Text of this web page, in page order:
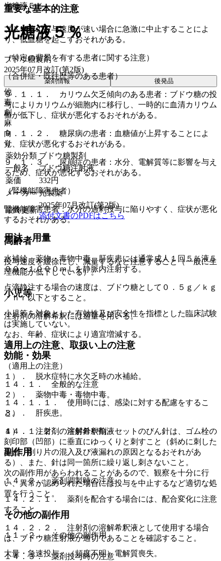
重要な基本的注意
ブドウ糖の投与速度が速い場合に急激に中止することによ
り、低血糖を起こすおそれがある。
（特定の背景を有する患者に関する注意）
（合併症・既往歴等のある患者）
９．１．１． カリウム欠乏傾向のある患者：ブドウ糖の投
与によりカリウムが細胞内に移行し、一時的に血清カリウム
値が低下し、症状が悪化するおそれがある。
９．１．２． 糖尿病の患者：血糖値が上昇することによ
り、症状が悪化するおそれがある。
９．１．３． 尿崩症の患者：水分、電解質等に影響を与え
るため、症状が悪化するおそれがある。
（腎機能障害患者）
腎機能障害患者：水分の過剰投与に陥りやすく、症状が悪化
するおそれがある。
高齢者
投与速度を緩徐にし、減量するなど注意すること（一般に生
理機能が低下している）。
小児等
小児等を対象とした有効性及び安全性を指標とした臨床試験
は実施していない。
適用上の注意、取扱い上の注意
（適用上の注意）
１４．１． 全般的な注意
１４．１．１． 使用時には、感染に対する配慮をするこ
と。
１４．１．２． 注射針や輸液セットのびん針は、ゴム栓の
刻印部（凹部）に垂直にゆっくりと刺すこと（斜めに刺した
場合、削り片の混入及び液漏れの原因となるおそれがあ
る）、また、針は同一箇所に繰り返し刺さないこと。
１４．２． 薬剤調製時の注意
１４．２．１． 薬剤を配合する場合には、配合変化に注意
すること。
１４．２．２． 注射剤の溶解希釈液として使用する場合
は、ブドウ糖注射液が適切であることを確認すること。
１４．３． 薬剤投与時の注意
光糖液５％
光糖液５％
ブドウ糖製剤
2025年07月改訂(第2版)
薬剤情報 後発品
他
毒
劇
麻
向
覚
薬効分類 ブドウ糖製剤
一般名
ブドウ糖注射液
薬価
332円
メーカー 光製薬
最終更新
2025年07月改訂(第2版)
添付文書のPDFはこちら
用法・用量
水補給、薬物・毒物中毒、肝疾患には通常成人１回５％液５
００〜１０００ｍＬを静脈内注射する。
点滴静注する場合の速度は、ブドウ糖として０．５ｇ／ｋｇ
／ｈｒ以下とすること。
注射剤の溶解希釈には適量を用いる。
なお、年齢、症状により適宜増減する。
効能・効果
１）． 脱水症特に水欠乏時の水補給。
２）． 薬物中毒・毒物中毒。
３）． 肝疾患。
４）． 注射剤の溶解希釈剤。
副作用
次の副作用があらわれることがあるので、観察を十分に行
い、異常が認められた場合には投与を中止するなど適切な処
置を行うこと。
その他の副作用
１１．２． その他の副作用
大量・急速投与：（頻度不明）電解質喪失。